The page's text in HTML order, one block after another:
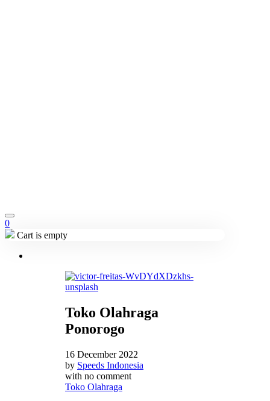
0
Cart is empty
Toko Olahraga
Ponorogo
16 December 2022
by Speeds Indonesia
with no comment
Toko Olahraga